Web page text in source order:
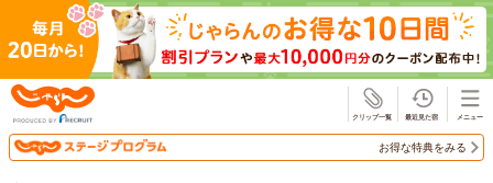
お得な特典をみる